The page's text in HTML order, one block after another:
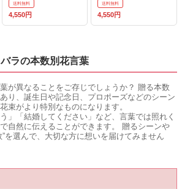
送料無料
4,550円
送料無料
4,550円
バラの本数別花言葉
が異なることをご存じでしょうか？ 贈る本数
り、誕生日や記念日、プロポーズなどのシーン
束がより特別なものになります。
」「結婚してください」など、言葉では照れく
自然に伝えることができます。 贈るシーンや
を選んで、大切な方に想いを届けてみません